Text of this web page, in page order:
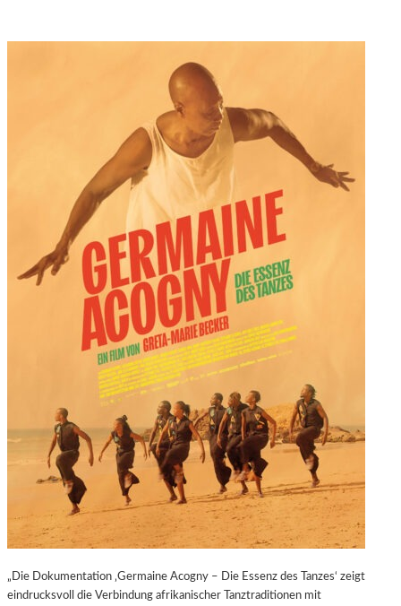
„Die Dokumentation ‚Germaine Acogny – Die Essenz des Tanzes‘ zeigt
eindrucksvoll die Verbindung afrikanischer Tanztraditionen mit